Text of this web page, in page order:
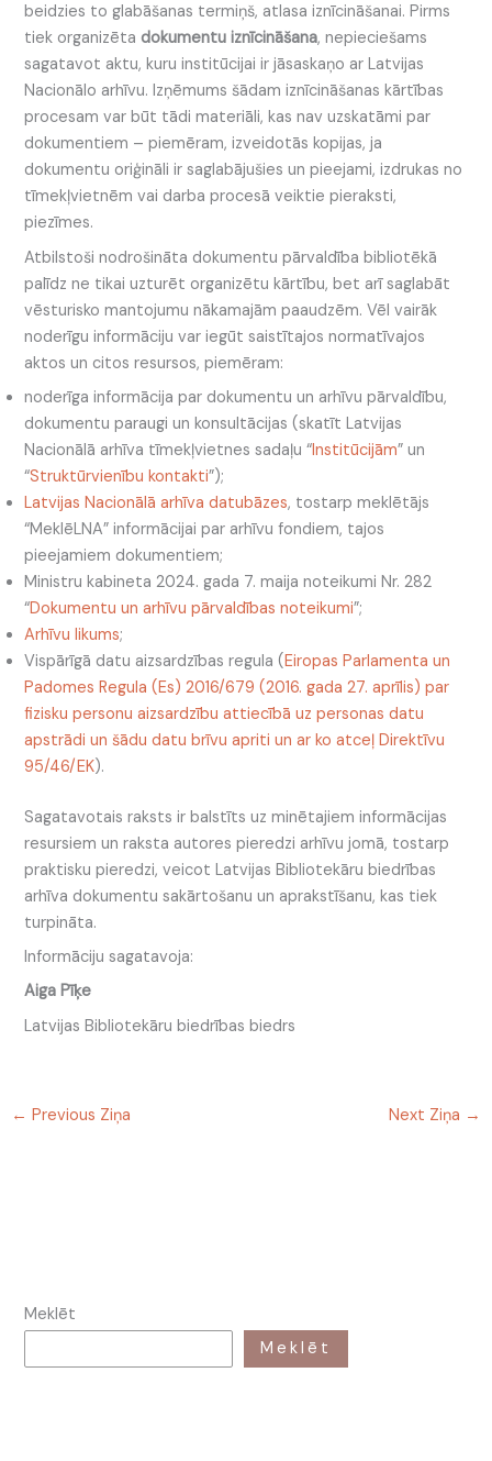
beidzies to glabāšanas termiņš, atlasa iznīcināšanai. Pirms
tiek organizētadokumentu iznīcināšana, nepieciešams
sagatavot aktu, kuru institūcijai ir jāsaskaņo ar Latvijas
Nacionālo arhīvu. Izņēmums šādam iznīcināšanas kārtības
procesam var būt tādi materiāli, kas nav uzskatāmi par
dokumentiem – piemēram, izveidotās kopijas, ja
dokumentu oriģināli ir saglabājušies un pieejami, izdrukas no
tīmekļvietnēm vai darba procesā veiktie pieraksti,
piezīmes.
Atbilstoši nodrošināta dokumentu pārvaldība bibliotēkā
palīdz ne tikai uzturēt organizētu kārtību, bet arī saglabāt
vēsturisko mantojumu nākamajām paaudzēm. Vēl vairāk
noderīgu informāciju var iegūt saistītajos normatīvajos
aktos un citos resursos, piemēram:
noderīga informācija par dokumentu un arhīvu pārvaldību,
dokumentu paraugi un konsultācijas (skatīt Latvijas
Nacionālā arhīva tīmekļvietnes sadaļu “Institūcijām” un
“Struktūrvienību kontakti”);
Latvijas Nacionālā arhīva datubāzes, tostarp meklētājs
“MeklēLNA” informācijai par arhīvu fondiem, tajos
pieejamiem dokumentiem;
Ministru kabineta 2024. gada 7. maija noteikumi Nr. 282
“Dokumentu un arhīvu pārvaldības noteikumi”;
Arhīvu likums;
Vispārīgā datu aizsardzības regula (Eiropas Parlamenta un
Padomes Regula (Es) 2016/679 (2016. gada 27. aprīlis) par
fizisku personu aizsardzību attiecībā uz personas datu
apstrādi un šādu datu brīvu apriti un ar ko atceļ Direktīvu
95/46/EK).
Sagatavotais raksts ir balstīts uz minētajiem informācijas
resursiem un raksta autores pieredzi arhīvu jomā, tostarp
praktisku pieredzi, veicot Latvijas Bibliotekāru biedrības
arhīva dokumentu sakārtošanu un aprakstīšanu, kas tiek
turpināta.
Informāciju sagatavoja:
Aiga Pīķe
Latvijas Bibliotekāru biedrības biedrs
← Previous Ziņa Next Ziņa →
Meklēt
Meklēt